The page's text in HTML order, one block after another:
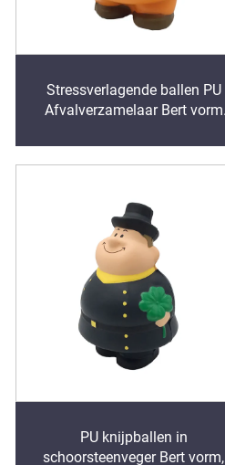
Stressverlagende ballen PU
Afvalverzamelaar Bert vorm
PU knijpballen in
schoorsteenveger Bert vorm,